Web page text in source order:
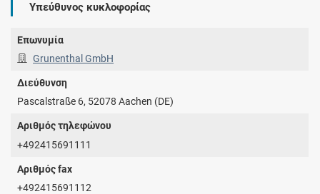
Υπεύθυνος κυκλοφορίας
Επωνυμία
Grunenthal GmbH
Διεύθυνση
Pascalstraße 6, 52078 Aachen (DE)
Αριθμός τηλεφώνου
+492415691111
Αριθμός fax
+492415691112